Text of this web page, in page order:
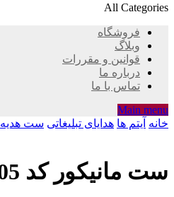
All Categories
فروشگاه
وبلاگ
قوانین و مقررات
درباره ما
تماس با ما
Main menu
خانه آیتم ها هدایای تبلیغاتی ست هدیه
ست مانیکور کد M205